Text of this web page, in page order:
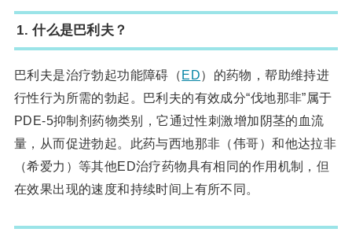
1. 什么是巴利夫？
巴利夫是治疗勃起功能障碍（ ED）的药物，帮助维持进
行性行为所需的勃起。巴利夫的有效成分“伐地那非”属于
PDE-5抑制剂药物类别，它通过性刺激增加阴茎的血流
量，从而促进勃起。此药与西地那非（伟哥）和他达拉非
（希爱力）等其他ED治疗药物具有相同的作用机制，但
在效果出现的速度和持续时间上有所不同。